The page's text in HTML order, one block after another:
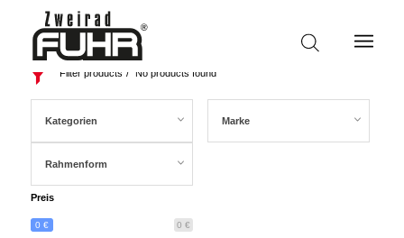
Filter products No products found
Kategorien Marke
Rahmenform
Preis
0 €
0 €